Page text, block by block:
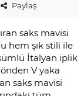
Paylaş
saks mavisi
hem şık stili ile
İtalyan iplik
V yaka
saks mavisi